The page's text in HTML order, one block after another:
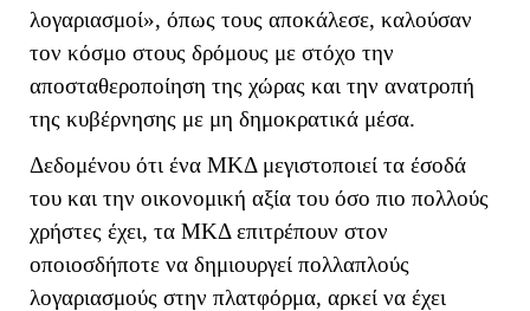
λογαριασμοί», όπως τους αποκάλεσε, καλούσαν
τον κόσμο στους δρόμους με στόχο την
αποσταθεροποίηση της χώρας και την ανατροπή
της κυβέρνησης με μη δημοκρατικά μέσα.
Δεδομένου ότι ένα ΜΚΔ μεγιστοποιεί τα έσοδά
του και την οικονομική αξία του όσο πιο πολλούς
χρήστες έχει, τα ΜΚΔ επιτρέπουν στον
οποιοσδήποτε να δημιουργεί πολλαπλούς
λογαριασμούς στην πλατφόρμα, αρκεί να έχει